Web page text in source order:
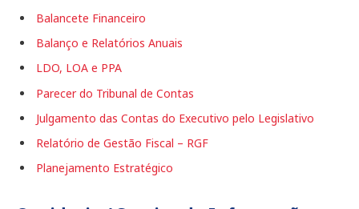
Balancete Financeiro
Balanço e Relatórios Anuais
LDO, LOA e PPA
Parecer do Tribunal de Contas
Julgamento das Contas do Executivo pelo Legislativo
Relatório de Gestão Fiscal – RGF
Planejamento Estratégico